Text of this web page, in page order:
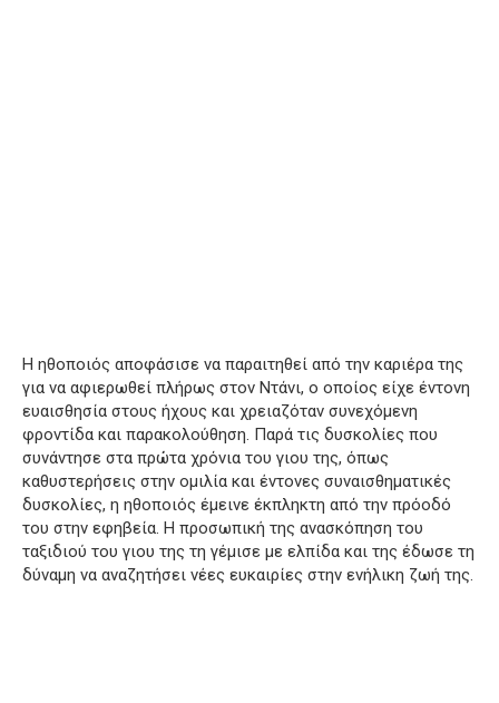
Η ηθοποιός αποφάσισε να παραιτηθεί από την καριέρα της
για να αφιερωθεί πλήρως στον Ντάνι, ο οποίος είχε έντονη
ευαισθησία στους ήχους και χρειαζόταν συνεχόμενη
φροντίδα και παρακολούθηση. Παρά τις δυσκολίες που
συνάντησε στα πρώτα χρόνια του γιου της, όπως
καθυστερήσεις στην ομιλία και έντονες συναισθηματικές
δυσκολίες, η ηθοποιός έμεινε έκπληκτη από την πρόοδό
του στην εφηβεία. Η προσωπική της ανασκόπηση του
ταξιδιού του γιου της τη γέμισε με ελπίδα και της έδωσε τη
δύναμη να αναζητήσει νέες ευκαιρίες στην ενήλικη ζωή της.